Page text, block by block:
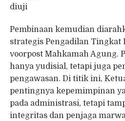
diuji
Pembinaan kemudian
strategis Pengadilan Tingkat
voorpost Mahkamah Agung.
hanya yudisial, tetapi juga
pengawasan. Di titik ini,
pentingnya kepemimpinan
pada administrasi, tetapi
integritas dan penjaga